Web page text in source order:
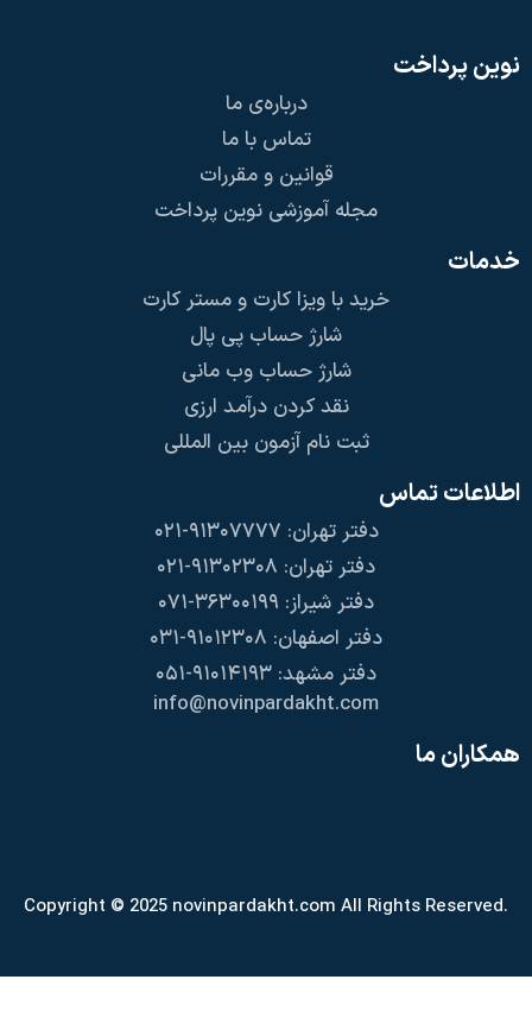
نوین پرداخت
درباره‌ی ما
تماس با ما
قوانین و مقررات
مجله آموزشی نوین پرداخت
خدمات
خرید با ویزا کارت و مستر کارت
شارژ حساب پی پال
شارژ حساب وب مانی
نقد کردن درآمد ارزی
ثبت نام آزمون بین المللی
اطلاعات تماس
دفتر تهران: ۹۱۳۰۷۷۷۷-۰۲۱
دفتر تهران: ۹۱۳۰۲۳۰۸-۰۲۱
دفتر شیراز: ۳۶۳۰۰۱۹۹-۰۷۱
دفتر اصفهان: ۹۱۰۱۲۳۰۸-۰۳۱
دفتر مشهد: ۹۱۰۱۴۱۹۳-۰۵۱
info@novinpardakht.com
همکاران ما
Copyright © 2025 novinpardakht.com All Rights Reserved.